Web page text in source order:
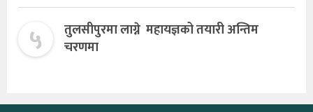
५
तुलसीपुरमा लाग्ने महायज्ञको तयारी अन्तिम
चरणमा